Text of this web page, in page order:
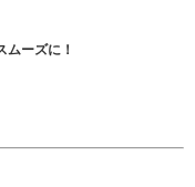
ーズに！